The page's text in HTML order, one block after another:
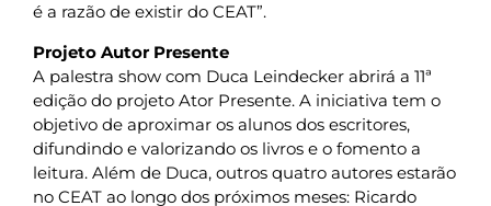
é a razão de existir do CEAT”.
Projeto Autor Presente
A palestra show com Duca Leindecker abrirá a 11ª
edição do projeto Ator Presente. A iniciativa tem o
objetivo de aproximar os alunos dos escritores,
difundindo e valorizando os livros e o fomento a
leitura. Além de Duca, outros quatro autores estarão
no CEAT ao longo dos próximos meses: Ricardo